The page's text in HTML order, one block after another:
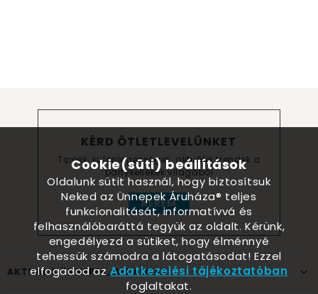
KÉRD ÖTLETLEVELÜNKET
Tippek, különlegességek, aktuális trendek a
partykellékek világából
KÉREM
AKTUÁLIS ÜNNEPEK, ALKALMAK
Cookie(süti) beállítások
Oldalunk sütit használ, hogy biztosítsuk
Neked az Ünnepek Áruháza® teljes
funkcionalitását, informatívvá és
felhasználóbaráttá tegyük az oldalt. Kérünk,
engedélyezd a sütiket, hogy élménnyé
tehessük számodra a látogatásodat! Ezzel
elfogadod azAdatkezelési tájékoztatóban
foglaltakat.